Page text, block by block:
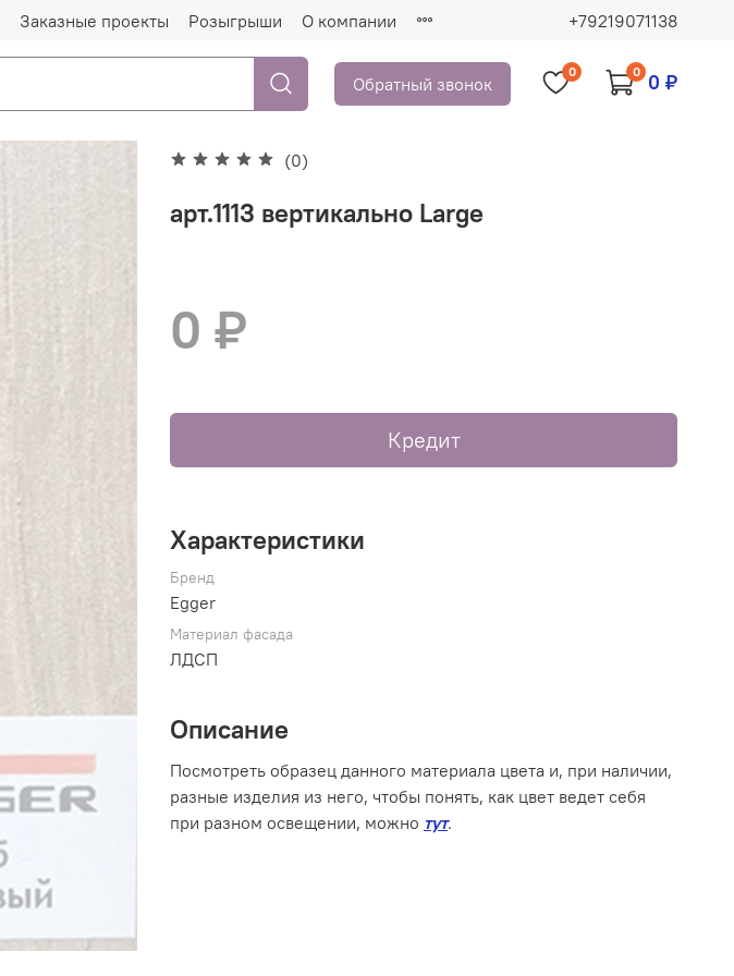
Заказные проекты Розыгрыши О компании +79219071138
Обратный звонок
0 0 0 ₽
(0)
арт.1113 вертикально Large
0 ₽
Кредит
Характеристики
Бренд
Egger
Материал фасада
ЛДСП
Описание
Посмотреть образец данного материала цвета и, при наличии,
разные изделия из него, чтобы понять, как цвет ведет себя
при разном освещении, можно тут.